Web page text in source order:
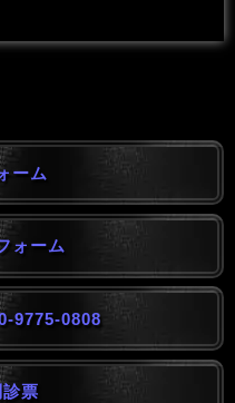
ーム
ォーム
9775-0808
票